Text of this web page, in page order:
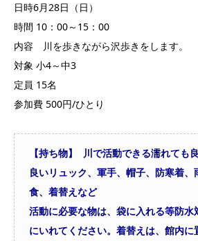
日時6月28日（日）
時間 10：00～15：00
内容 川を歩きながら沢歩きをします。
対象 小4～中3
定員 15名
参加費 500円/ひとり
【持ち物】 川で活動できる濡れても
良いリュック、軍手、帽子、防寒着
食、着替えなど
活動に必要な物は、袋に入れる等防水
にいれてください。着替えは、館内に